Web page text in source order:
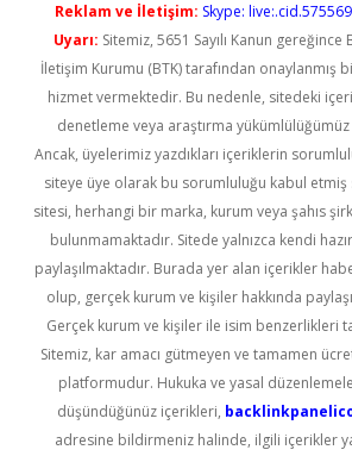
Reklam ve İletişim: Skype:
Uyarı: Sitemiz, 5651 Sayılı Kanun
İletişim Kurumu (BTK) tarafından onaylanmış
hizmet vermektedir. Bu nedenle, sitedeki
denetleme veya araştırma
Ancak, üyelerimiz yazdıkları içeriklerin
siteye üye olarak bu sorumluluğu kabul etmiş
sitesi, herhangi bir marka, kurum veya şahıs
bulunmamaktadır. Sitede yalnızca kendi
paylaşılmaktadır. Burada yer alan içerikler
olup, gerçek kurum ve kişiler hakkında
Gerçek kurum ve kişiler ile isim benzerlikleri
Sitemiz, kar amacı gütmeyen ve tamamen
platformudur. Hukuka ve yasal
düşündüğünüz içerikleri,
adresine bildirmeniz halinde, ilgili içerikler